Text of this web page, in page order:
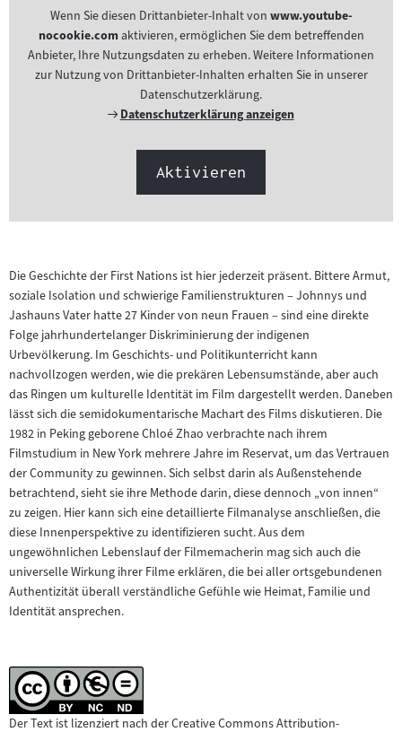
Wenn Sie diesen Drittanbieter-Inhalt von www.youtube-
nocookie.comaktivieren, ermöglichen Sie dem betreffenden
Anbieter, Ihre Nutzungsdaten zu erheben. Weitere Informationen
zur Nutzung von Drittanbieter-Inhalten erhalten Sie in unserer
Datenschutzerklärung.
Externer
Datenschutzerklärung anzeigen
Aktivieren
Die Geschichte der First Nations ist hier jederzeit präsent. Bittere Armut,
soziale Isolation und schwierige Familienstrukturen – Johnnys und
Jashauns Vater hatte 27 Kinder von neun Frauen – sind eine direkte
Folge jahrhundertelanger Diskriminierung der indigenen
Urbevölkerung. Im Geschichts- und Politikunterricht kann
nachvollzogen werden, wie die prekären Lebensumstände, aber auch
das Ringen um kulturelle Identität im Film dargestellt werden. Daneben
lässt sich die semidokumentarische Machart des Films diskutieren. Die
1982 in Peking geborene Chloé Zhao verbrachte nach ihrem
Filmstudium in New York mehrere Jahre im Reservat, um das Vertrauen
der Community zu gewinnen. Sich selbst darin als Außenstehende
betrachtend, sieht sie ihre Methode darin, diese dennoch „von innen“
zu zeigen. Hier kann sich eine detaillierte Filmanalyse anschließen, die
diese Innenperspektive zu identifizieren sucht. Aus dem
ungewöhnlichen Lebenslauf der Filmemacherin mag sich auch die
universelle Wirkung ihrer Filme erklären, die bei aller ortsgebundenen
Authentizität überall verständliche Gefühle wie Heimat, Familie und
Identität ansprechen.
Der Text ist lizenziert nach der Creative Commons Attribution-